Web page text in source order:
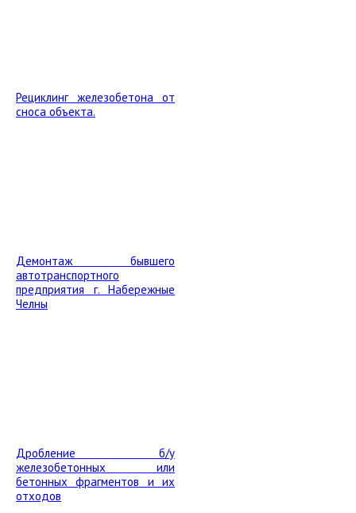
Рециклинг железобетона от
сноса объекта.
Демонтаж бывшего
автотранспортного
предприятия г. Набережные
Челны
Дробление б/у
железобетонных или
бетонных фрагментов и их
отходов